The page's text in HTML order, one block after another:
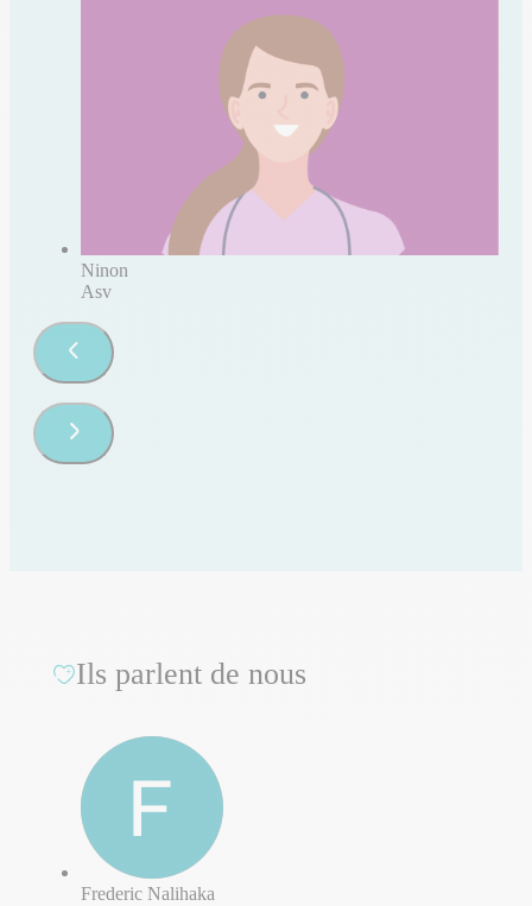
Ninon
Asv
Ils parlent de nous
Frederic Nalihaka